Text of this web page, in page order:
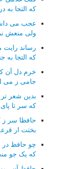
که التجا به
عجب می
ولی منعش
رساند
که التجا به
خرم دل آن
جامی ز می
بدین شعر
که سر تا
حافظا سر ز
بختت ار
چو حافظ در
که یک جو